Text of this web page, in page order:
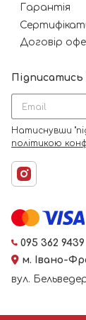
Гарантія
Договір
Натиснувши
політикою
095 362 9439
м. Івано-
вул.